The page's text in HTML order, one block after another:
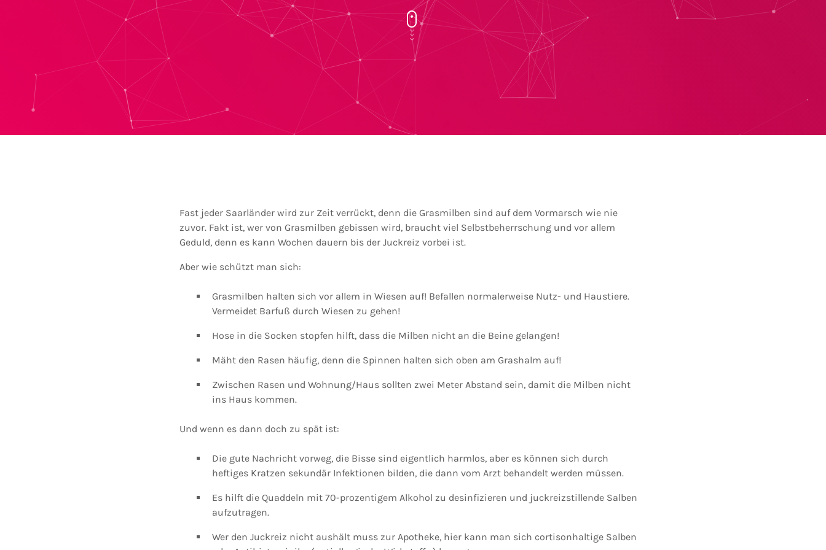
Fast jeder Saarländer wird zur Zeit verrückt, denn die Grasmilben sind auf dem Vormarsch wie nie
zuvor. Fakt ist, wer von Grasmilben gebissen wird, braucht viel Selbstbeherrschung und vor allem
Geduld, denn es kann Wochen dauern bis der Juckreiz vorbei ist.
Aber wie schützt man sich:
Grasmilben halten sich vor allem in Wiesen auf! Befallen normalerweise Nutz- und Haustiere.
Vermeidet Barfuß durch Wiesen zu gehen!
Hose in die Socken stopfen hilft, dass die Milben nicht an die Beine gelangen!
Mäht den Rasen häufig, denn die Spinnen halten sich oben am Grashalm auf!
Zwischen Rasen und Wohnung/Haus sollten zwei Meter Abstand sein, damit die Milben nicht
ins Haus kommen.
Und wenn es dann doch zu spät ist:
Die gute Nachricht vorweg, die Bisse sind eigentlich harmlos, aber es können sich durch
heftiges Kratzen sekundär Infektionen bilden, die dann vom Arzt behandelt werden müssen.
Es hilft die Quaddeln mit 70-prozentigem Alkohol zu desinfizieren und juckreizstillende Salben
aufzutragen.
Wer den Juckreiz nicht aushält muss zur Apotheke, hier kann man sich cortisonhaltige Salben